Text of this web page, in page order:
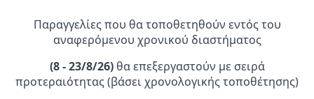
Καλάθι Καλάθι
12→
Παραγγελίες που θα τοποθετηθούν εντός του
αναφερόμενου χρονικού διαστήματος
(8 - 23/8/26)θα επεξεργαστούν με σειρά
προτεραιότητας (βάσει χρονολογικής τοποθέτησης)